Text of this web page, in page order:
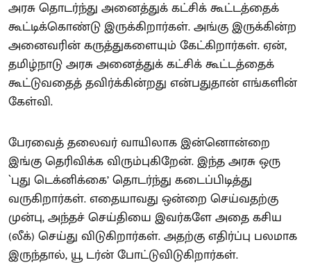
அரசு தொடர்ந்து அனைத்துக் கட்சிக் கூட்டத்தைக்
கூட்டிக்கொண்டு இருக்கிறார்கள். அங்கு இருக்கின்ற
அனைவரின் கருத்துகளையும் கேட்கிறார்கள். ஏன்,
தமிழ்நாடு அரசு அனைத்துக் கட்சிக் கூட்டத்தைக்
கூட்டுவதைத் தவிர்க்கின்றது என்பதுதான் எங்களின்
கேள்வி.
பேரவைத் தலைவர் வாயிலாக இன்னொன்றை
இங்கு தெரிவிக்க விரும்புகிறேன். இந்த அரசு ஒரு
`புது டெக்னிக்கை’ தொடர்ந்து கடைப்பிடித்து
வருகிறார்கள். எதையாவது ஒன்றை செய்வதற்கு
முன்பு, அந்தச் செய்தியை இவர்களே அதை கசிய
(லீக்) செய்து விடுகிறார்கள். அதற்கு எதிர்ப்பு பலமாக
இருந்தால், யூ டர்ன் போட்டுவிடுகிறார்கள்.